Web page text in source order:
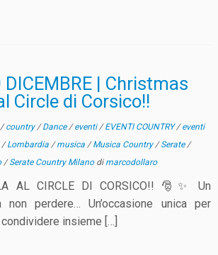
DICEMBRE | Christmas
Circle di Corsico!!
/country/Dance/eventi/EVENTI COUNTRY/eventi
/Lombardia/musica/Musica Country/Serate/
/Serate Country Milano di marcodollaro
AL CIRCLE DI CORSICO!! 🎅✨ Un
non perdere… Un’occasione unica per
insieme […]